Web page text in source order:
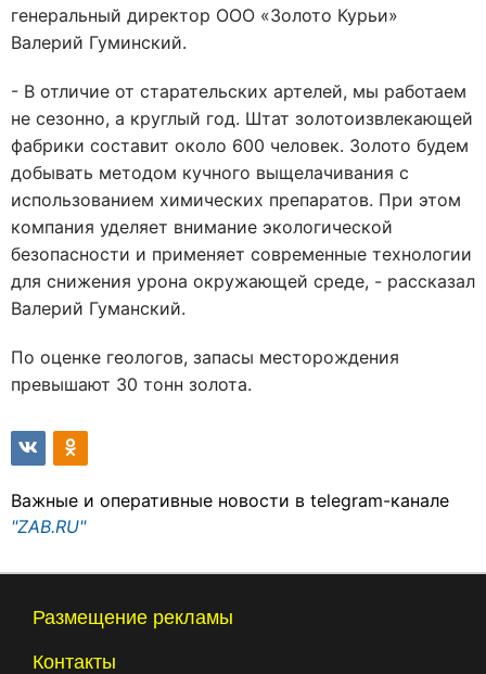
генеральный директор ООО «Золото Курьи»
Валерий Гуминский.
- В отличие от старательских артелей, мы работаем
не сезонно, а круглый год. Штат золотоизвлекающей
фабрики составит около 600 человек. Золото будем
добывать методом кучного выщелачивания с
использованием химических препаратов. При этом
компания уделяет внимание экологической
безопасности и применяет современные технологии
для снижения урона окружающей среде, - рассказал
Валерий Гуманский.
По оценке геологов, запасы месторождения
превышают 30 тонн золота.
Важные и оперативные новости в telegram-канале
"ZAB.RU"
Размещение рекламы
Контакты